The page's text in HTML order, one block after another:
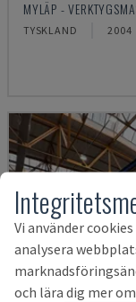
MYLÄP -
TYSKLAND 2004
Vi använder
analysera
och lära dig mer